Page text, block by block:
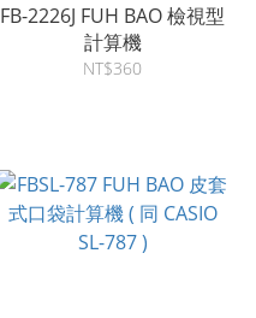
FB-2226J FUH BAO 檢視型
計算機
NT$360